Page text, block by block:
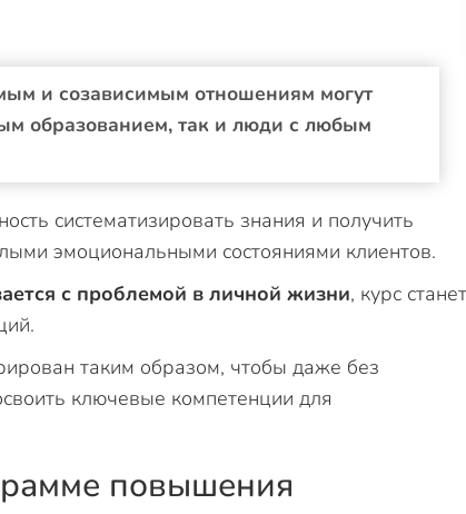
и созависимым отношениям могут
образованием, так и люди с любым
систематизировать знания и получить
эмоциональными состояниями клиентов.
с проблемой в личной жизни, курс станет
таким образом, чтобы даже без
ключевые компетенции для
повышения